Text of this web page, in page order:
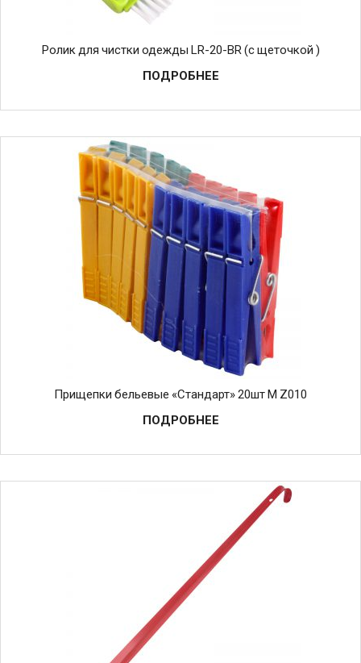
Ролик для чистки одежды LR-20-BR (с щеточкой )
ПОДРОБНЕЕ
Прищепки бельевые «Стандарт» 20шт М Z010
ПОДРОБНЕЕ